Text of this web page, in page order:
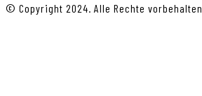
© Copyright 2024. Alle Rechte vorbehalten